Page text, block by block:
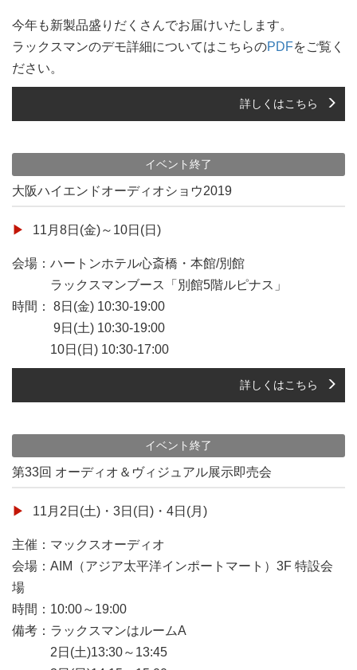
今年も新製品盛りだくさんでお届けいたします。
ラックスマンのデモ詳細についてはこちらのPDFをご覧く
ださい。
詳しくはこちら
イベント終了
大阪ハイエンドオーディオショウ2019
11月8日(金)～10日(日)
会場：ハートンホテル心斎橋・本館/別館
ラックスマンブース「別館5階ルピナス」
時間： 8日(金) 10:30-19:00
9日(土) 10:30-19:00
10日(日) 10:30-17:00
詳しくはこちら
イベント終了
第33回 オーディオ＆ヴィジュアル展示即売会
11月2日(土)・3日(日)・4日(月)
主催：マックスオーディオ
会場：AIM（アジア太平洋インポートマート）3F 特設会
場
時間：10:00～19:00
備考：ラックスマンはルームA
2日(土)13:30～13:45